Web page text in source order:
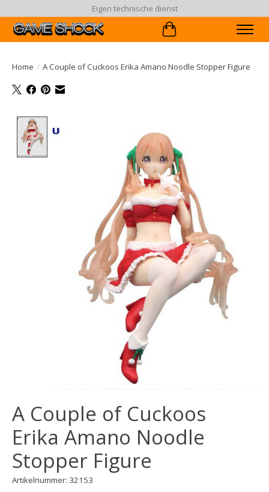
Eigen technische dienst
Winkelwagen
Home / A Couple of Cuckoos Erika Amano Noodle Stopper Figure
A Couple of Cuckoos
Erika Amano Noodle
Stopper Figure
Artikelnummer: 32153